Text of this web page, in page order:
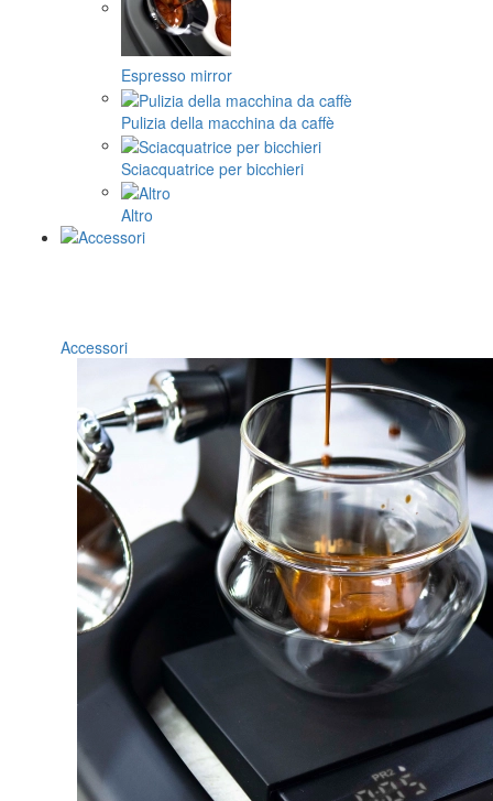
Espresso mirror
Pulizia della macchina da caffè
Sciacquatrice per bicchieri
Altro
Accessori